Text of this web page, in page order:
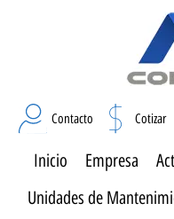
Contacto Cotizar
Inicio Empresa
Unidades de